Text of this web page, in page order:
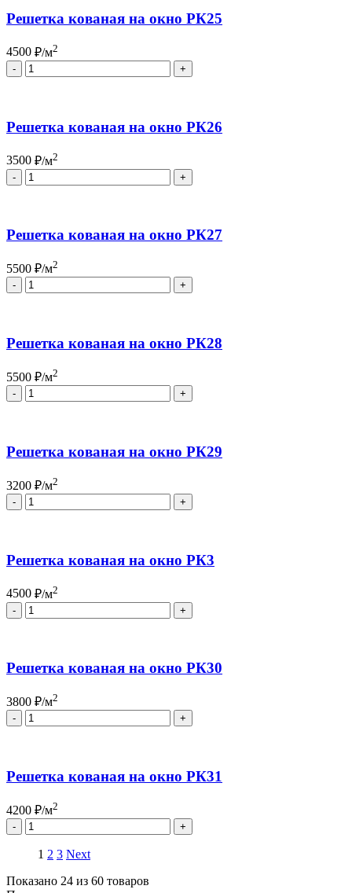
Решетка кованая на окно РК25
4500 ₽/м2
Quantity
Решетка кованая на окно РК26
3500 ₽/м2
Quantity
Решетка кованая на окно РК27
5500 ₽/м2
Quantity
Решетка кованая на окно РК28
5500 ₽/м2
Quantity
Решетка кованая на окно РК29
3200 ₽/м2
Quantity
Решетка кованая на окно РК3
4500 ₽/м2
Quantity
Решетка кованая на окно РК30
3800 ₽/м2
Quantity
Решетка кованая на окно РК31
4200 ₽/м2
Quantity
1 2 3 Next
Показано 24 из 60 товаров